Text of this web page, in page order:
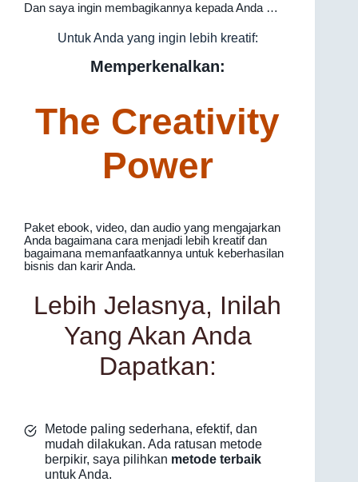
Dan saya ingin membagikannya kepada Anda …
Untuk Anda yang ingin lebih kreatif:
Memperkenalkan:
The Creativity
Power
Paket ebook, video, dan audio yang mengajarkan
Anda bagaimana cara menjadi lebih kreatif dan
bagaimana memanfaatkannya untuk keberhasilan
bisnis dan karir Anda.
Lebih Jelasnya, Inilah
Yang Akan Anda
Dapatkan:
Metode paling sederhana, efektif, dan
mudah dilakukan. Ada ratusan metode
berpikir, saya pilihkan metode terbaik
untuk Anda.